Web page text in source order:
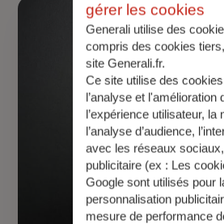
gérer les cookies
Generali utilise des
compris des cookies
site Generali.fr.
Ce site utilise des
l’analyse et l'amélioration
l’expérience utilisateur, la
l’analyse d’audience,
avec les réseaux
publicitaire (ex : Les
Google sont utilisés pour
personnalisation
mesure de performance